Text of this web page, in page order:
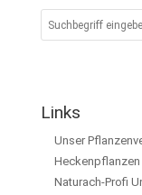
Links
Unser
Heckenpflanzen
Naturach-Profi